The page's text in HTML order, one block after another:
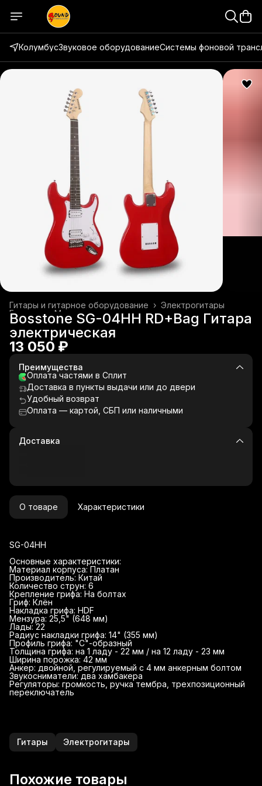
КолумбусЗвуковое оборудованиеСистемы фоновой
Электрогитары
Гитары и гитарное оборудование ›
Музыкальные инструменты
›
Главная
Bosstone SG-04HH RD+Bag Гитара
электрическая
13 050 ₽
Преимущества
Оплата частями в Сплит
Доставка в пункты выдачи или до двери
Удобный возврат
Оплата — картой, СБП или наличными
Доставка
О товаре Характеристики
SG-04HH
Основные характеристики:
Материал корпуса: Платан
Производитель: Китай
Количество струн: 6
Крепление грифа: На болтах
Гриф: Клён
Накладка грифа: HDF
Мензура: 25,5" (648 мм)
Лады: 22
Радиус накладки грифа: 14" (355 мм)
Профиль грифа: "С"-образный
Толщина грифа: на 1 ладу - 22 мм / на 12 ладу - 23 мм
Ширина порожка: 42 мм
Анкер: двойной, регулируемый с 4 мм анкерным болтом
Звукосниматели: два хамбакера
Регуляторы: громкость, ручка тембра, трехпозиционный
переключатель
Гитары Электрогитары
Похожие товары